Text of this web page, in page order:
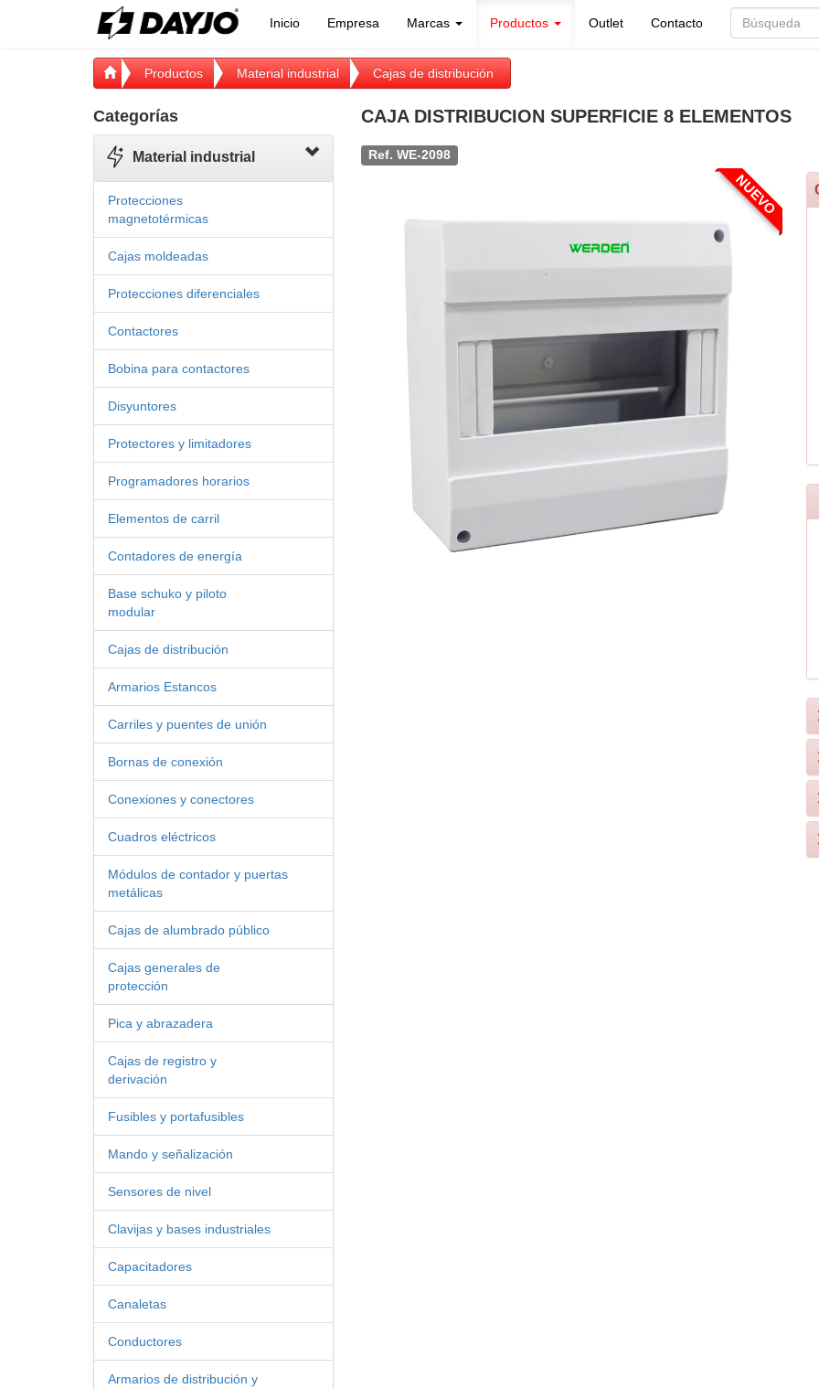
Inicio Empresa Marcas Productos Outlet Contacto
Productos Material industrial Cajas de distribución
Categorías
Material industrial
Protecciones
magnetotérmicas
Cajas moldeadas
Protecciones diferenciales
Contactores
Bobina para contactores
Disyuntores
Protectores y limitadores
Programadores horarios
Elementos de carril
Contadores de energía
Base schuko y piloto
modular
Cajas de distribución
Armarios Estancos
Carriles y puentes de unión
Bornas de conexión
Conexiones y conectores
Cuadros eléctricos
Módulos de contador y puertas
metálicas
Cajas de alumbrado público
Cajas generales de
protección
Pica y abrazadera
Cajas de registro y
derivación
Fusibles y portafusibles
Mando y señalización
Sensores de nivel
Clavijas y bases industriales
Capacitadores
Canaletas
Conductores
Armarios de distribución y
CAJA DISTRIBUCION SUPERFICIE 8 ELEMENTOS
Ref. WE-2098
NUEVO